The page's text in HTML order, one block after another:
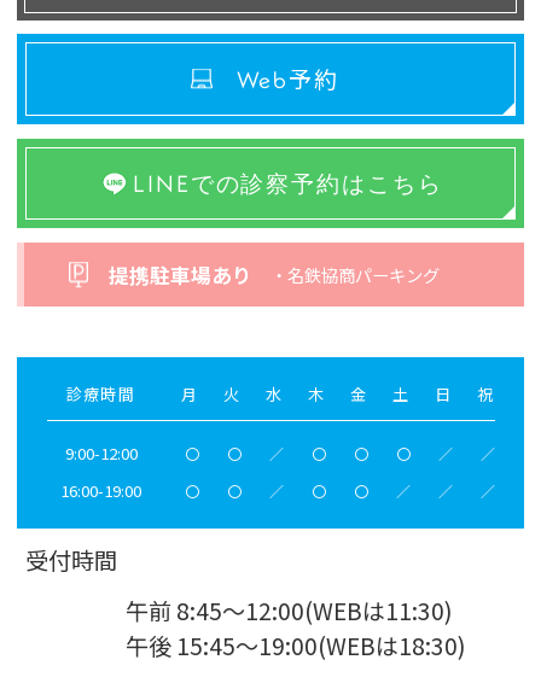
Web予約
LINEでの診察予約はこちら
提携駐車場あり ・名鉄協商パーキング
診療時間 月 火 水 木 金 土 日 祝
9:00-12:00 〇 〇 ／ 〇 〇 〇 ／ ／
16:00-19:00 〇 〇 ／ 〇 〇 ／ ／ ／
受付時間
午前 8:45～12:00(WEBは11:30)
午後 15:45～19:00(WEBは18:30)